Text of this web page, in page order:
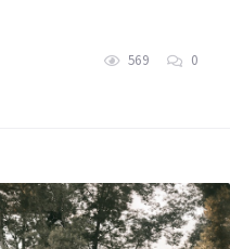
569 0